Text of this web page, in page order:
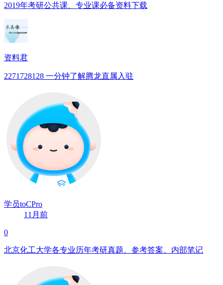
2019年考研公共课、专业课必备资料下载
资料君
2271728128 一分钟了解腾龙直属入驻
学员toCPro
11月前
0
北京化工大学各专业历年考研真题、参考答案、内部笔记